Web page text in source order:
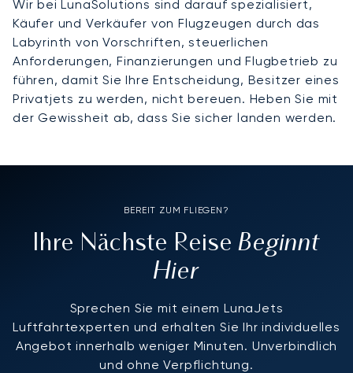
Wir bei LunaSolutions sind darauf spezialisiert,
Käufer und Verkäufer von Flugzeugen durch das
Labyrinth von Vorschriften, steuerlichen
Anforderungen, Finanzierungen und Flugbetrieb zu
führen, damit Sie Ihre Entscheidung, Besitzer eines
Privatjets zu werden, nicht bereuen. Heben Sie mit
der Gewissheit ab, dass Sie sicher landen werden.
BEREIT ZUM FLIEGEN?
Ihre Nächste ReiseBeginnt
Hier
Sprechen Sie mit einem LunaJets
Luftfahrtexperten und erhalten Sie Ihr individuelles
Angebot innerhalb weniger Minuten. Unverbindlich
und ohne Verpflichtung.